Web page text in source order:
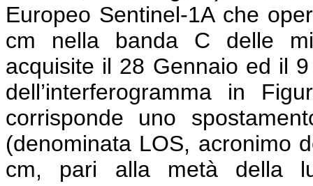
Europeo Sentinel-1A che
cm nella banda C delle
acquisite il 28 Gennaio ed il
dell’interferogramma in
corrisponde uno
(denominata LOS, acronimo
cm, pari alla metà della